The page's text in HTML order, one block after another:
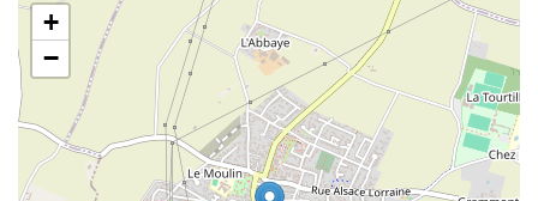
+
−